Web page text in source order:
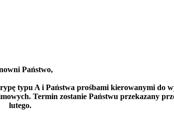
Państwo,
typu A i Państwa prośbami kierowanymi do
Termin zostanie Państwu przekazany
lutego.